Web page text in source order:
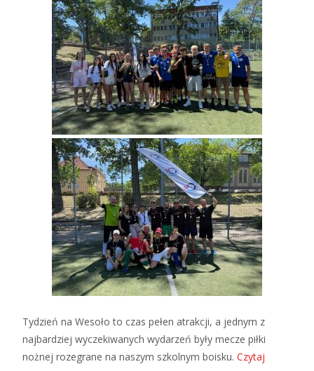
Tydzień na Wesoło to czas pełen atrakcji, a jednym z
najbardziej wyczekiwanych wydarzeń były mecze piłki
nożnej rozegrane na naszym szkolnym boisku. Czytaj